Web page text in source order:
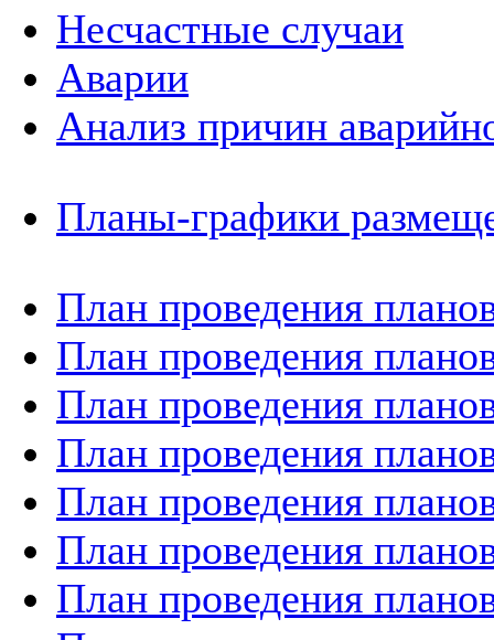
Несчастные случаи
Аварии
Анализ причин
Планы-графики
План проведения
План проведения
План проведения
План проведения
План проведения
План проведения
План проведения